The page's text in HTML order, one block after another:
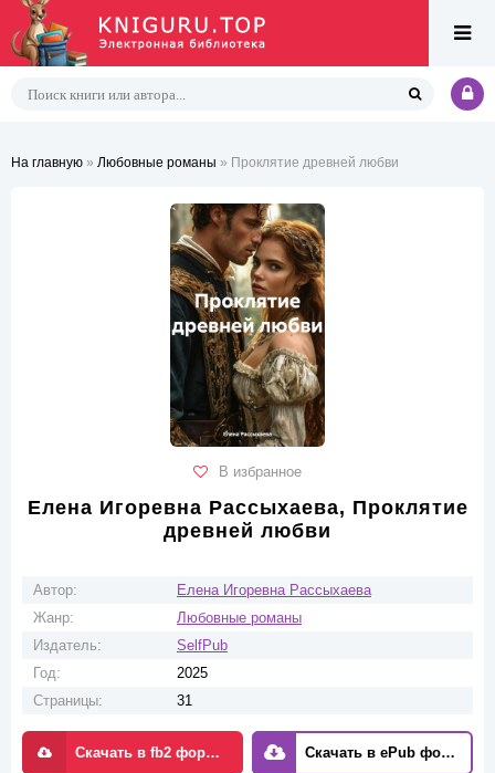
На главную » Любовные романы » Проклятие древней любви
В избранное
Елена Игоревна Рассыхаева, Проклятие
древней любви
Автор:
Елена Игоревна Рассыхаева
Жанр:
Любовные романы
Издатель:
SelfPub
Год:
2025
Страницы:
31
Скачать в fb2 формате Скачать в ePub формате